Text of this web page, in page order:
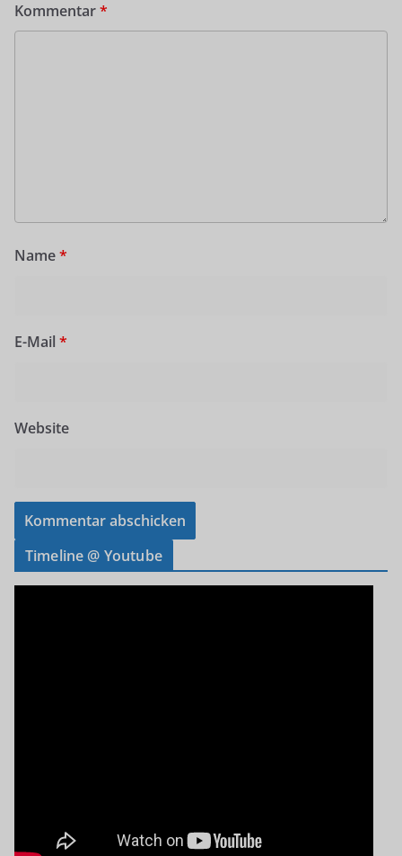
Kommentar*
Name*
E-Mail *
Website
Timeline @ Youtube